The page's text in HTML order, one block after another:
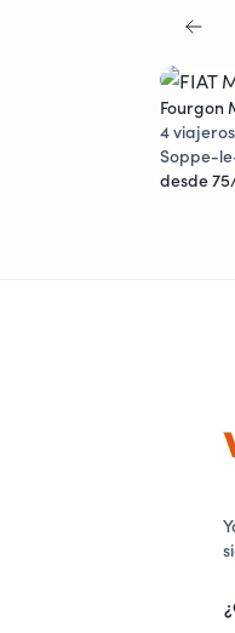
Fourgon
4
Soppe-
desde